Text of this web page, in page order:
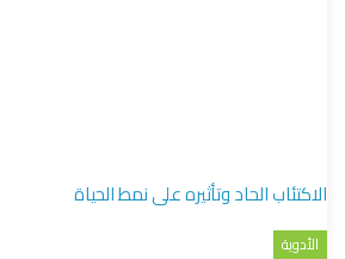
الاكتئاب الحاد وتأثيره على نمط الحياة
الأدوية